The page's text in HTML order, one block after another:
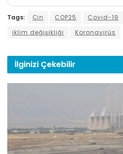
Tags: Çin COP25 Covid-19
iklim değişikliği
Koronavirüs
İlginizi Çekebilir